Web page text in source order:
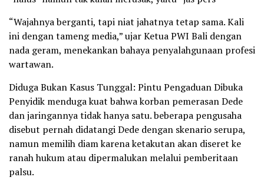
“Wajahnya berganti, tapi niat jahatnya tetap sama. Kali
ini dengan tameng media,” ujar Ketua PWI Bali dengan
nada geram, menekankan bahaya penyalahgunaan profesi
wartawan.
Diduga Bukan Kasus Tunggal: Pintu Pengaduan Dibuka
Penyidik menduga kuat bahwa korban pemerasan Dede
dan jaringannya tidak hanya satu. beberapa pengusaha
disebut pernah didatangi Dede dengan skenario serupa,
namun memilih diam karena ketakutan akan diseret ke
ranah hukum atau dipermalukan melalui pemberitaan
palsu.